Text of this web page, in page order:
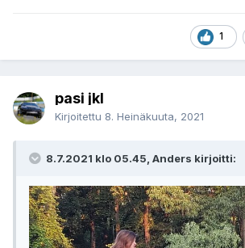
1
pasi jkl
Kirjoitettu 8. Heinäkuuta, 2021
8.7.2021 klo 05.45, Anders kirjoitti: